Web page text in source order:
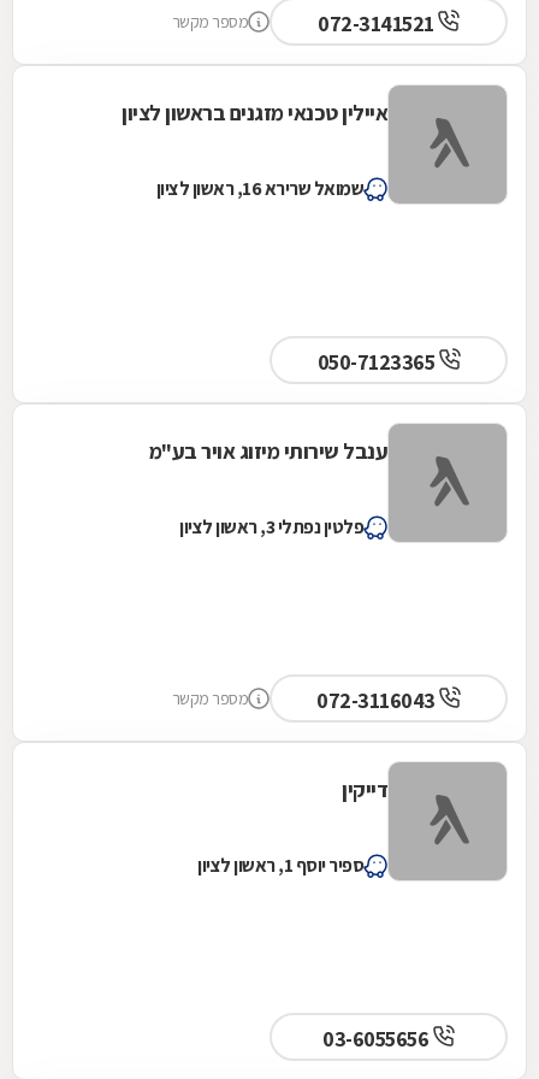
מספר מקשר
איילין טכנאי מזגנים בראשון לציון
שמואל שרירא 16, ראשון לציון
ענבל שירותי מיזוג אויר בע"מ
פלטין נפתלי 3, ראשון לציון
מספר מקשר
דייקין
ספיר יוסף 1, ראשון לציון